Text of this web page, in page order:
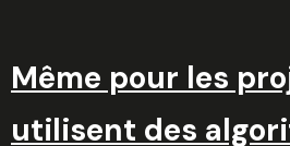
Même pour les
utilisent des